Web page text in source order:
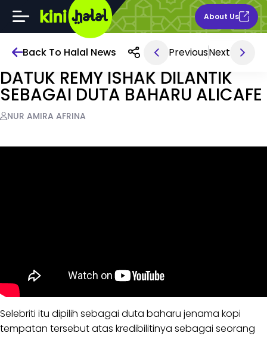
About Us
Back To Halal News PreviousNext
Sep 11, 2025 9AM
DATUK REMY ISHAK DILANTIK
SEBAGAI DUTA BAHARU ALICAFE
NUR AMIRA AFRINA
Selebriti itu dipilih sebagai duta baharu jenama kopi
tempatan tersebut atas kredibilitinya sebagai seorang